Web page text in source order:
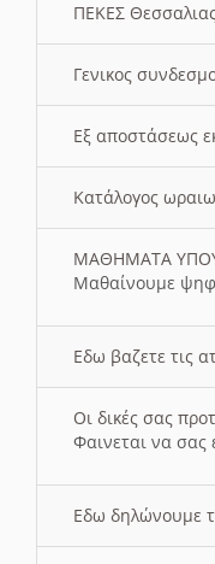
ΠΕΚΕΣ
Γενικος
Εξ αποστάσεως
Κατάλογος
ΜΑΘΗΜΑΤΑ
Μαθαίνουμε
Εδω βαζετε τις
Οι δικές σας
Φαινεται να σας
Εδω δηλώνουμε